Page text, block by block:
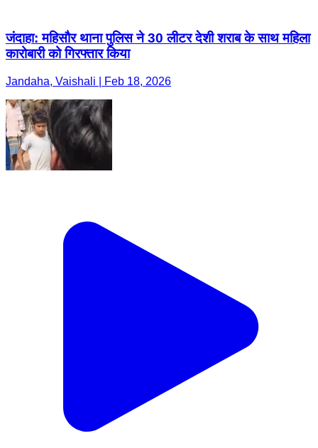
जंदाहा: महिसौर थाना पुलिस ने 30 लीटर देशी शराब के साथ महिला
कारोबारी को गिरफ्तार किया
Jandaha, Vaishali | Feb 18, 2026